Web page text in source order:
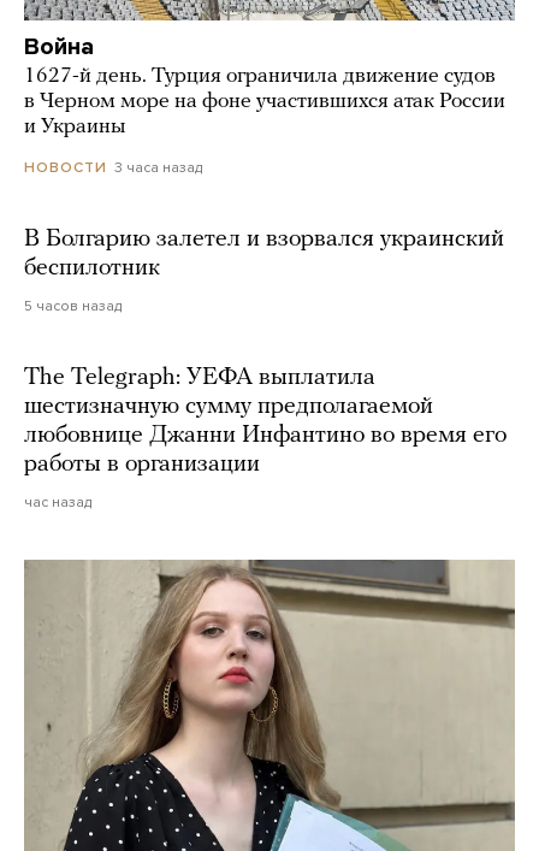
Война
1627-й день. Турция ограничила движение судов
в Черном море на фоне участившихся атак России
и Украины
НОВОСТИ 3 часа назад
В Болгарию залетел и взорвался украинский
беспилотник
5 часов назад
The Telegraph: УЕФА выплатила
шестизначную сумму предполагаемой
любовнице Джанни Инфантино во время его
работы в организации
час назад